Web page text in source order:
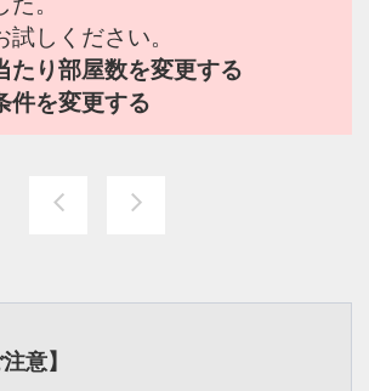
試しください。
たり部屋数を変更する
件を変更する
意】